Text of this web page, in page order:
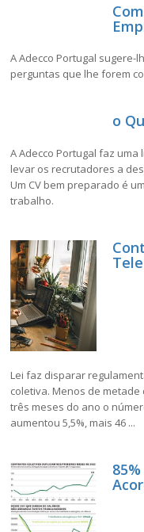
A Adecco Portugal
perguntas que lhe forem
o
A Adecco Portugal faz
levar os recrutadores a
Um CV bem preparado é
trabalho.
Lei faz disparar
coletiva. Menos de
três meses do ano o
aumentou 5,5%, mais 46 ...